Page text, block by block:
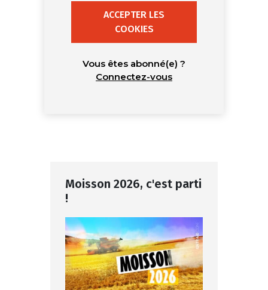
ACCEPTER LES
COOKIES
Vous êtes abonné(e) ?
Connectez-vous
Moisson 2026, c'est parti
!